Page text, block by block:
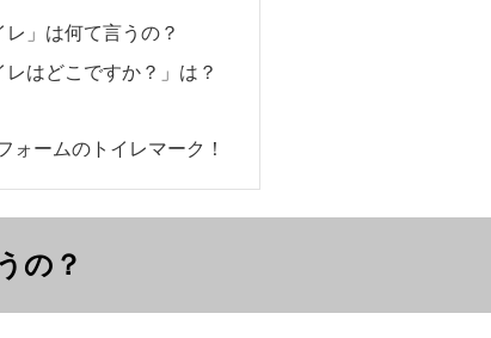
レ」は何て言うの？
レはどこですか？」は？
ォームのトイレマーク！
の？